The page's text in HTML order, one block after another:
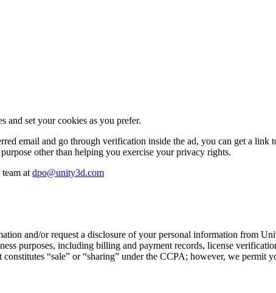
and set your cookies as you prefer.
email and go through verification inside the ad, you can get a link
other than helping you exercise your privacy rights.
at dpo@unity3d.com
and/or request a disclosure of your personal information from
purposes, including billing and payment records, license
“sale” or “sharing” under the CCPA; however, we permit